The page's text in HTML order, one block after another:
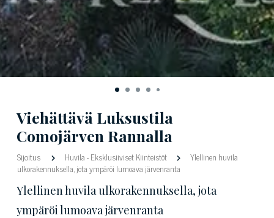
Viehättävä Luksustila
Comojärven Rannalla
Sijoitus Huvila-Eksklusiiviset Kiinteistöt
Ylellinen huvila
ulkorakennuksella, jota ympäröi lumoava järvenranta
Ylellinen huvila ulkorakennuksella, jota
ympäröi lumoava järvenranta